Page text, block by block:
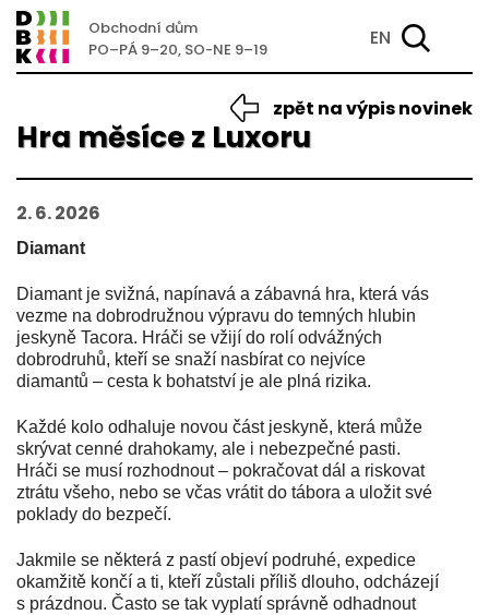
Obchodní dům
PO–PÁ 9–20, SO-NE 9–19
EN
Hra měsíce z Luxoru
zpět na výpis novinek
2. 6. 2026
Diamant
Diamant je svižná, napínavá a zábavná hra, která vás
vezme na dobrodružnou výpravu do temných hlubin
jeskyně Tacora. Hráči se vžijí do rolí odvážných
dobrodruhů, kteří se snaží nasbírat co nejvíce
diamantů – cesta k bohatství je ale plná rizika.
Každé kolo odhaluje novou část jeskyně, která může
skrývat cenné drahokamy, ale i nebezpečné pasti.
Hráči se musí rozhodnout – pokračovat dál a riskovat
ztrátu všeho, nebo se včas vrátit do tábora a uložit své
poklady do bezpečí.
Jakmile se některá z pastí objeví podruhé, expedice
okamžitě končí a ti, kteří zůstali příliš dlouho, odcházejí
s prázdnou. Často se tak vyplatí správně odhadnout